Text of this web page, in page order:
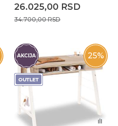
26.025,00 RSD
34.700,00RSD
25%